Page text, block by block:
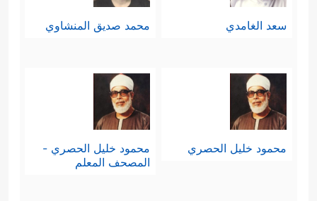
سعد الغامدي محمد صديق المنشاوي
محمود خليل الحصري
محمود خليل الحصري -
المصحف المعلم